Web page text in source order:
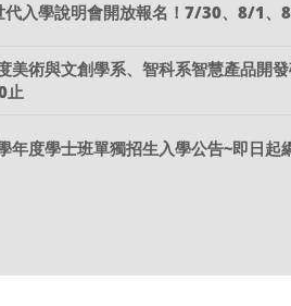
代入學說明會開放報名！7/30、8/1
美術與文創學系、智科系智慧產品開
止
年度學士班單獨招生入學公告~即日